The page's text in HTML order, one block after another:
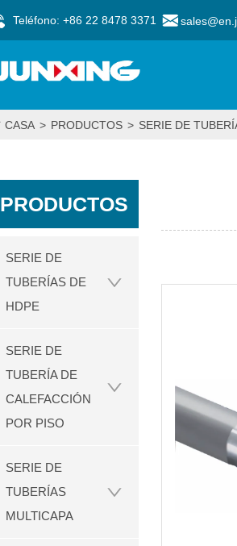
Teléfono: +86 22 8478 3371
CASA > PRODUCTOS > SERIE DE
PRODUCTOS
SERIE DE
TUBERÍAS DE
HDPE
SERIE DE
TUBERÍA DE
CALEFACCIÓN
POR PISO
SERIE DE
TUBERÍAS
MULTICAPA